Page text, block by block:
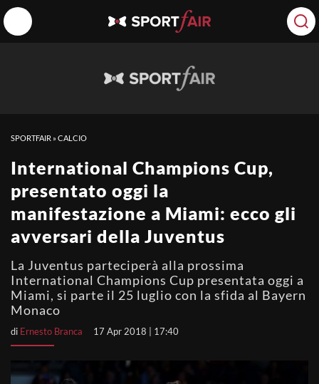
SPORTFAIR »CALCIO
International Champions Cup,
presentato oggi la
manifestazione a Miami: ecco gli
avversari della Juventus
La Juventus parteciperà alla prossima
International Champions Cup presentata oggi a
Miami, si parte il 25 luglio con la sfida al Bayern
Monaco
di Ernesto Branca 17 Apr 2018 | 17:40